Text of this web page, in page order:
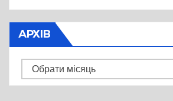
АРХІВ
Архів